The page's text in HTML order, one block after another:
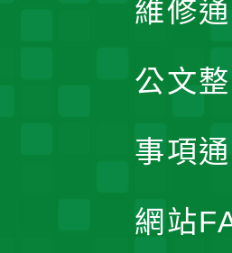
維修
公文
事項
網站